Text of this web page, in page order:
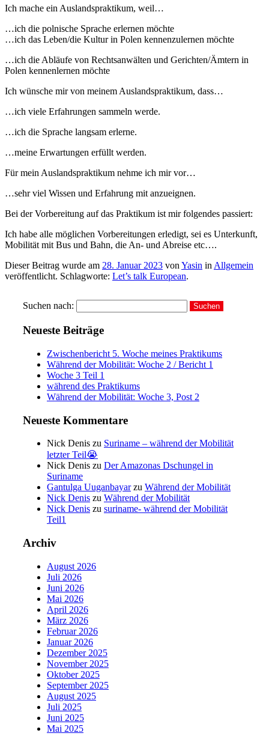
Ich mache ein Auslandspraktikum, weil…
…ich die polnische Sprache erlernen möchte
…ich das Leben/die Kultur in Polen kennenzulernen möchte
…ich die Abläufe von Rechtsanwälten und Gerichten/Ämtern in
Polen kennenlernen möchte
Ich wünsche mir von meinem Auslandspraktikum, dass…
…ich viele Erfahrungen sammeln werde.
…ich die Sprache langsam erlerne.
…meine Erwartungen erfüllt werden.
Für mein Auslandspraktikum nehme ich mir vor…
…sehr viel Wissen und Erfahrung mit anzueignen.
Bei der Vorbereitung auf das Praktikum ist mir folgendes passiert:
Ich habe alle möglichen Vorbereitungen erledigt, sei es Unterkunft,
Mobilität mit Bus und Bahn, die An- und Abreise etc….
Dieser Beitrag wurde am 28. Januar 2023 vonYasin inAllgemein
veröffentlicht. Schlagworte: Let’s talk European.
Suchen nach:
Neueste Beiträge
Zwischenbericht 5. Woche meines Praktikums
Während der Mobilität: Woche 2 / Bericht 1
Woche 3 Teil 1
während des Praktikums
Während der Mobilität: Woche 3, Post 2
Neueste Kommentare
Nick Denis zu Suriname – während der Mobilität
letzter Teil😭
Nick Denis zu Der Amazonas Dschungel in
Suriname
Gantulga Uuganbayarzu Während der Mobilität
Nick Denis zu Während der Mobilität
Nick Denis zu suriname- während der Mobilität
Teil1
Archiv
August 2026
Juli 2026
Juni 2026
Mai 2026
April 2026
März 2026
Februar 2026
Januar 2026
Dezember 2025
November 2025
Oktober 2025
September 2025
August 2025
Juli 2025
Juni 2025
Mai 2025